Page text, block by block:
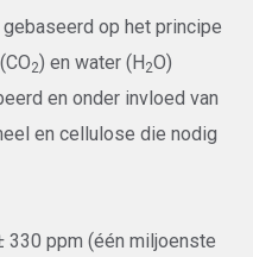
op het principe
2) en water (H2O)
en onder invloed van
en cellulose die nodig
330 ppm (één miljoenste